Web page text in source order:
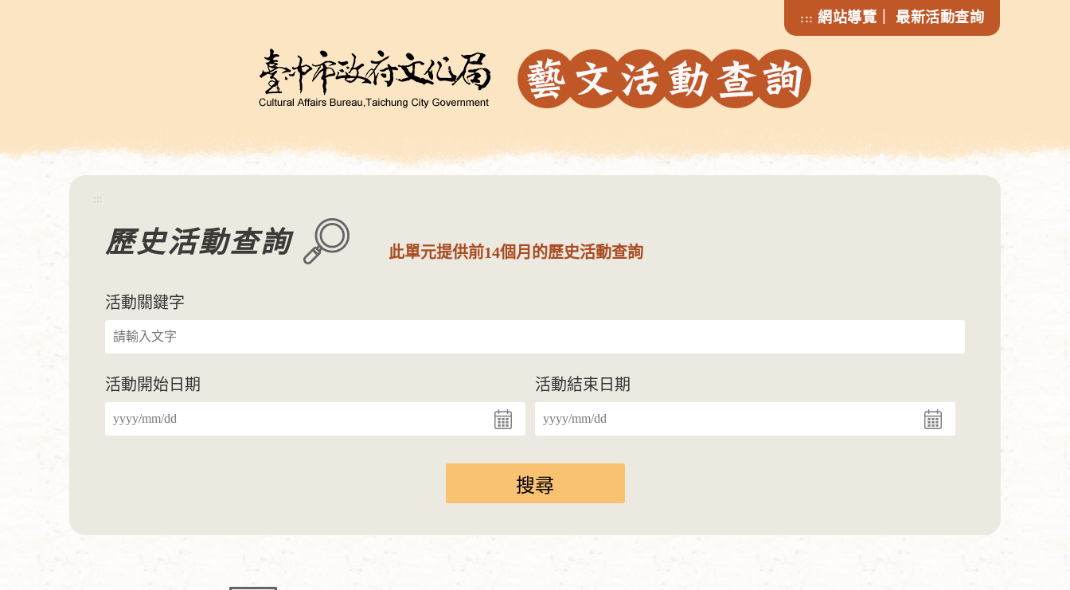
::: 網站導覽 最新活動查詢
:::
歷史活動查詢 此單元提供前14個月的歷史活動查詢
活動關鍵字
活動開始日期 活動結束日期